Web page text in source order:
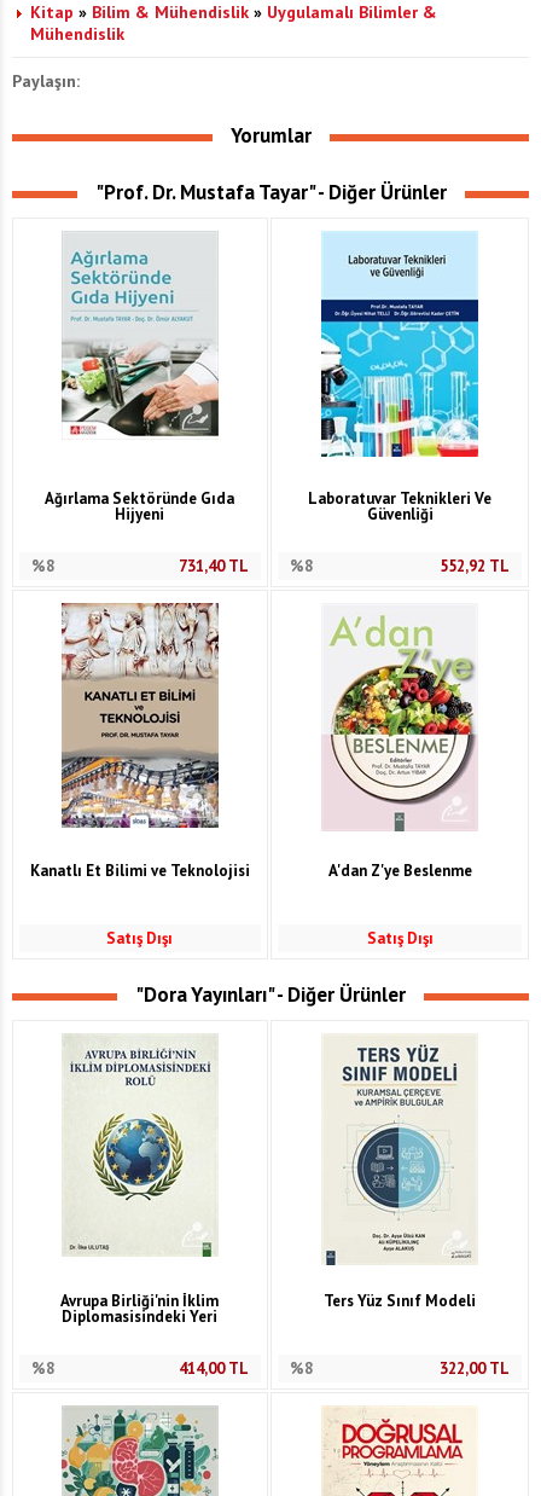
Kitap » Bilim & Mühendislik » Uygulamalı Bilimler &
Mühendislik
Paylaşın:
Yorumlar
"Prof. Dr. Mustafa Tayar" - Diğer Ürünler
Ağırlama Sektöründe Gıda
Hijyeni
%8 731,40TL
Laboratuvar Teknikleri Ve
Güvenliği
%8 552,92 TL
Kanatlı Et Bilimi ve Teknolojisi
Satış Dışı
A'dan Z'ye Beslenme
Satış Dışı
"Dora Yayınları" - Diğer Ürünler
Avrupa Birliği'nin İklim
Diplomasisindeki Yeri
%8 414,00TL
Ters Yüz Sınıf Modeli
%8 322,00TL